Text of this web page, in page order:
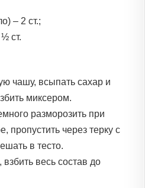
– 2 ст.;
ст.
чашу, всыпать сахар и
миксером.
разморозить при
пропустить через терку с
в тесто.
взбить весь состав до